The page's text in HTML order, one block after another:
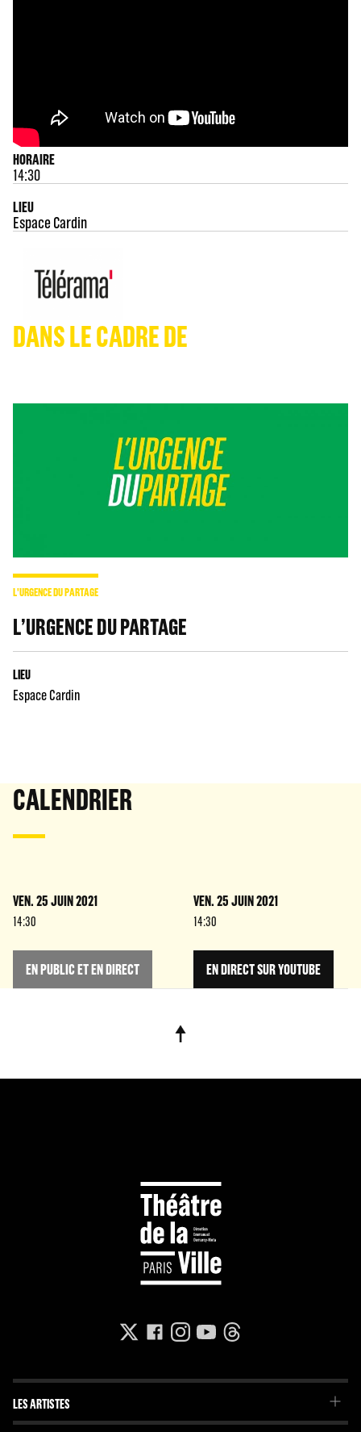
HORAIRE
14:30
LIEU
Espace Cardin
DANS LE CADRE DE
L'URGENCE DU PARTAGE
L’URGENCE DU PARTAGE
LIEU
Espace Cardin
CALENDRIER
VEN. 25 JUIN 2021
14:30
EN PUBLIC ET EN DIRECT
VEN. 25 JUIN 2021
14:30
EN DIRECT SUR YOUTUBE
LES ARTISTES
La Troupe du Théâtre de la Ville